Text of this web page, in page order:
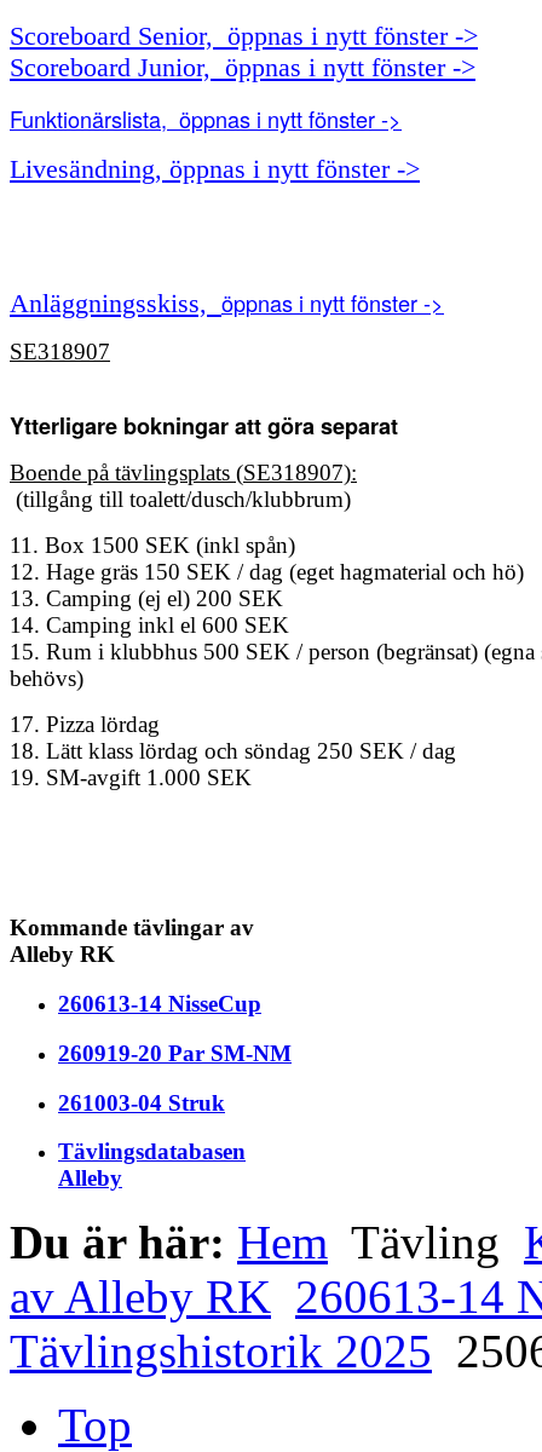
Scoreboard Senior, öppnas i nytt fönster ->
Scoreboard Junior, öppnas i nytt fönster ->
Funktionärslista, öppnas i nytt fönster ->
Livesändning, öppnas i nytt fönster ->
Anläggningsskiss, öppnas i nytt fönster ->
SE318907
Ytterligare bokningar att göra separat
Boende på tävlingsplats (SE318907):
(tillgång till toalett/dusch/klubbrum)
11. Box 1500 SEK (inkl spån)
12. Hage gräs 150 SEK / dag (eget hagmaterial och hö)
13. Camping (ej el) 200 SEK
14. Camping inkl el 600 SEK
15. Rum i klubbhus 500 SEK / person (begränsat) (egna
behövs)
17. Pizza lördag
18. Lätt klass lördag och söndag 250 SEK / dag
19. SM-avgift 1.000 SEK
Kommande tävlingar av
Alleby RK
260613-14 NisseCup
260919-20 Par SM-NM
261003-04 Struk
Tävlingsdatabasen
Alleby
Du är här: Hem Tävling
av Alleby RK 260613-14
Tävlingshistorik 2025
Top